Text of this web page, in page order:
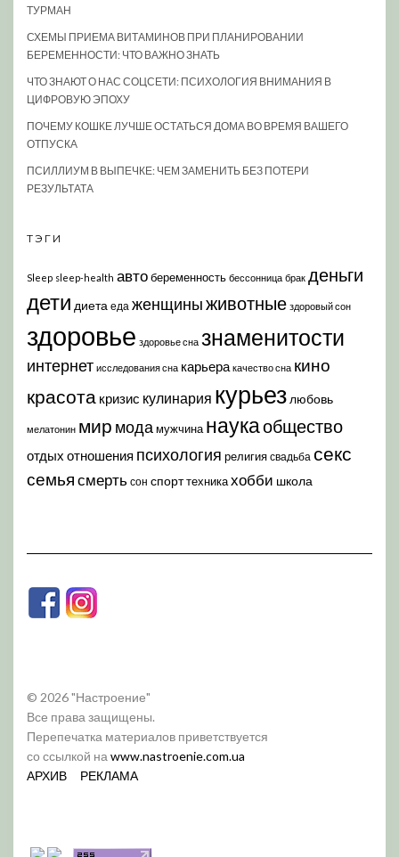
ТУРМАН
СХЕМЫ ПРИЕМА ВИТАМИНОВ ПРИ ПЛАНИРОВАНИИ
БЕРЕМЕННОСТИ: ЧТО ВАЖНО ЗНАТЬ
ЧТО ЗНАЮТ О НАС СОЦСЕТИ: ПСИХОЛОГИЯ ВНИМАНИЯ В
ЦИФРОВУЮ ЭПОХУ
ПОЧЕМУ КОШКЕ ЛУЧШЕ ОСТАТЬСЯ ДОМА ВО ВРЕМЯ ВАШЕГО
ОТПУСКА
ПСИЛЛИУМ В ВЫПЕЧКЕ: ЧЕМ ЗАМЕНИТЬ БЕЗ ПОТЕРИ
РЕЗУЛЬТАТА
ТЭГИ
Sleep sleep-health автобеременность бессонница брак деньги
дети диета еда женщиныживотные здоровый сон
здоровье здоровье сна знаменитости
интернет исследования сна карьера качество сна кино
красота кризис кулинария курьез любовь
мелатонин мир модамужчина наукаобщество
отдых отношения психология религия свадьба секс
семья смерть сон спорттехникахобби школа
© 2026 "Настроение"
Все права защищены.
Перепечатка материалов приветствуется
со ссылкой на www.nastroenie.com.ua
АРХИВ
РЕКЛАМА